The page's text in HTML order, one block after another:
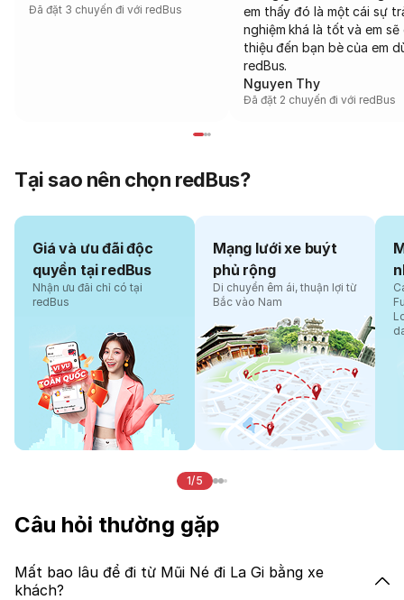
Đã đặt 3 chuyến đi với redBus
em thấy đó là một cái sự
nghiệm khá là tốt và em sẽ
thiệu đến bạn bè của em
redBus.
Nguyen Thy
Đã đặt 2 chuyến đi với redBus
Tại sao nên chọn redBus?
Giá và ưu đãi độc
quyền tại redBus
Nhận ưu đãi chỉ có tại
redBus
Mạng lưới xe buýt
phủ rộng
Di chuyển êm ái, thuận lợi từ
Bắc vào Nam
1/5
Câu hỏi thường gặp
Mất bao lâu để đi từ Mũi Né đi La Gi bằng xe
khách?